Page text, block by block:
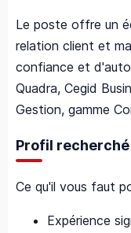
Le poste offre un
relation client et
confiance et
Quadra, Cegid
Gestion, gamme
Profil recherché
Ce qu'il vous faut
Expérience